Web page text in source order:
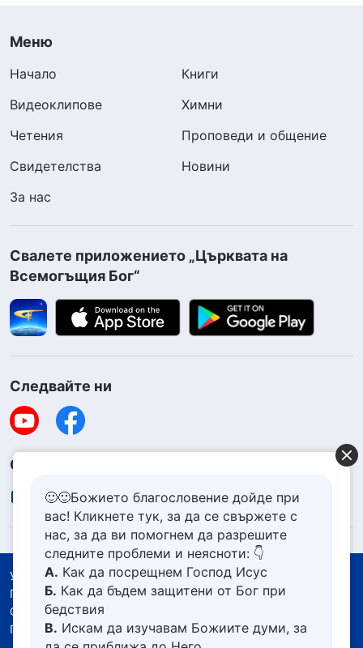
Меню
Начало
Книги
Видеоклипове
Химни
Четения
Проповеди и общение
Свидетелства
Новини
За нас
Свалете приложението „Църквата на
Всемогъщия Бог“
Следвайте ни
Свържете се с нас
contact.bg@godfootsteps.org
Условия за ползване
Политика за поверителност
Със съдействието на
Политика за бисквитките
🙂🙂Божието благословение дойде при
вас! Кликнете тук, за да се свържете с
нас, за да ви помогнем да разрешите
следните проблеми и неясноти: 👇
А. Как да посрещнем Господ Исус
Б. Как да бъдем защитени от Бог при
бедствия
В. Искам да изучавам Божиите думи, за